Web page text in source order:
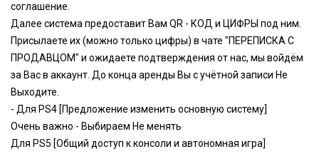
соглашение.
Далее система предоставит Вам QR - КОД и ЦИФРЫ под ним.
Присылаете их (можно только цифры) в чате "ПЕРЕПИСКА С
ПРОДАВЦОМ" и ожидаете подтверждения от нас, мы войдём
за Вас в аккаунт. До конца аренды Вы с учётной записи Не
Выходите.
- Для PS4 [Предложение изменить основную систему]
Очень важно - Выбираем Не менять
Для PS5 [Общий доступ к консоли и автономная игра]